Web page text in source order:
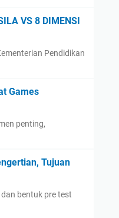
VS 8 DIMENSI
Pendidikan
Games
penting,
Tujuan
bentuk pre test